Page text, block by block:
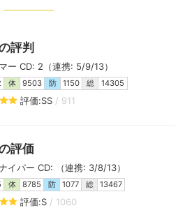
評判
ー CD: 2（連携: 5/9/13）
体 9503 防 1150 総 14305
評価:SS / 911
評価
イパー CD: （連携: 3/8/13）
体 8785 防 1077 総 13467
評価:S / 1060